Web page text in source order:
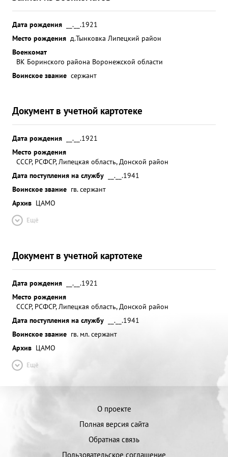
Дата рождения
__.__.1921
Место рождения д.Тынковка Липецкий район
Военкомат
ВК Боринского района Воронежской области
Воинское звание сержант
Документ в учетной картотеке
Дата рождения
__.__.1921
Место рождения
СССР, РСФСР, Липецкая область, Донской район
Дата поступления на службу
__.__.1941
Воинское звание гв. сержант
Архив ЦАМО
Ещё
Документ в учетной картотеке
Дата рождения
__.__.1921
Место рождения
СССР, РСФСР, Липецкая область, Донской район
Дата поступления на службу
__.__.1941
Воинское звание гв. мл. сержант
Архив ЦАМО
Ещё
О проекте
Полная версия сайта
Обратная связь
Пользовательское соглашение